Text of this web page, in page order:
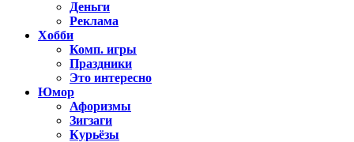
Деньги
Реклама
Хобби
Комп. игры
Праздники
Это интересно
Юмор
Афоризмы
Зигзаги
Курьёзы